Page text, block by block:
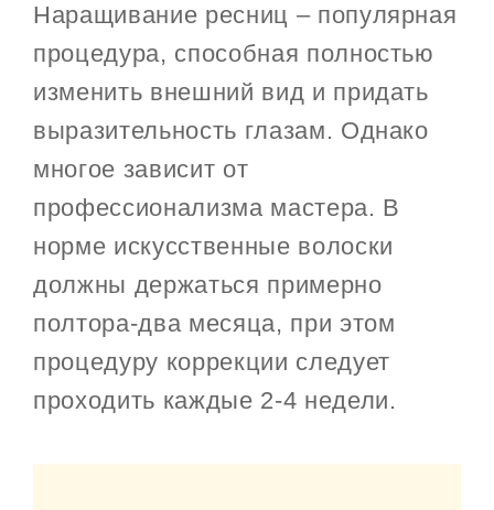
Наращивание ресниц – популярная
процедура, способная полностью
изменить внешний вид и придать
выразительность глазам. Однако
многое зависит от
профессионализма мастера. В
норме искусственные волоски
должны держаться примерно
полтора-два месяца, при этом
процедуру коррекции следует
проходить каждые 2-4 недели.